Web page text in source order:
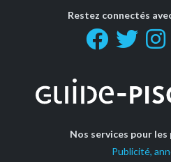
Restez connectés
Nos services pour
Publicité,